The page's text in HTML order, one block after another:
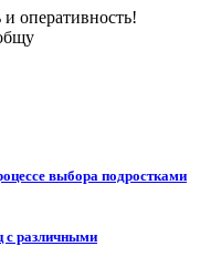
оперативность!
выбора подростками
с различными